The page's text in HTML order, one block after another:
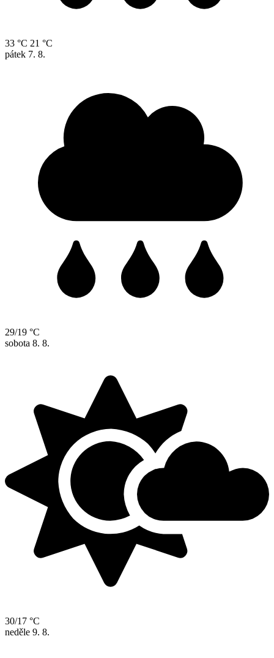
33 °C 21 °C
pátek 7. 8.
29/19 °C
sobota 8. 8.
30/17 °C
neděle 9. 8.